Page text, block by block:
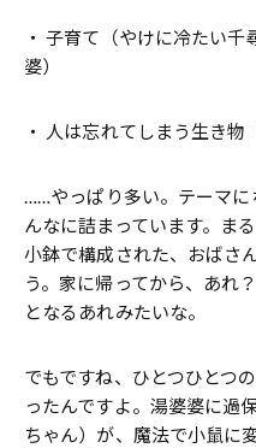
・ 子育て（やけに冷たい
婆）
・ 人は忘れてしまう生き物
……やっぱり多い。テーマに
んなに詰まっています。ま
小鉢で構成された、おばさ
う。家に帰ってから、あれ
となるあれみたいな。
でもですね、ひとつひとつ
ったんですよ。湯婆婆に過
ちゃん）が、魔法で小鼠に